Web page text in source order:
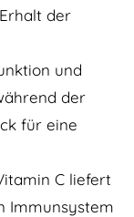
der
und
der
für eine
C liefert
Immunsystem